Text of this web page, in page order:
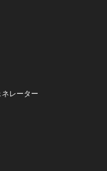
レーター